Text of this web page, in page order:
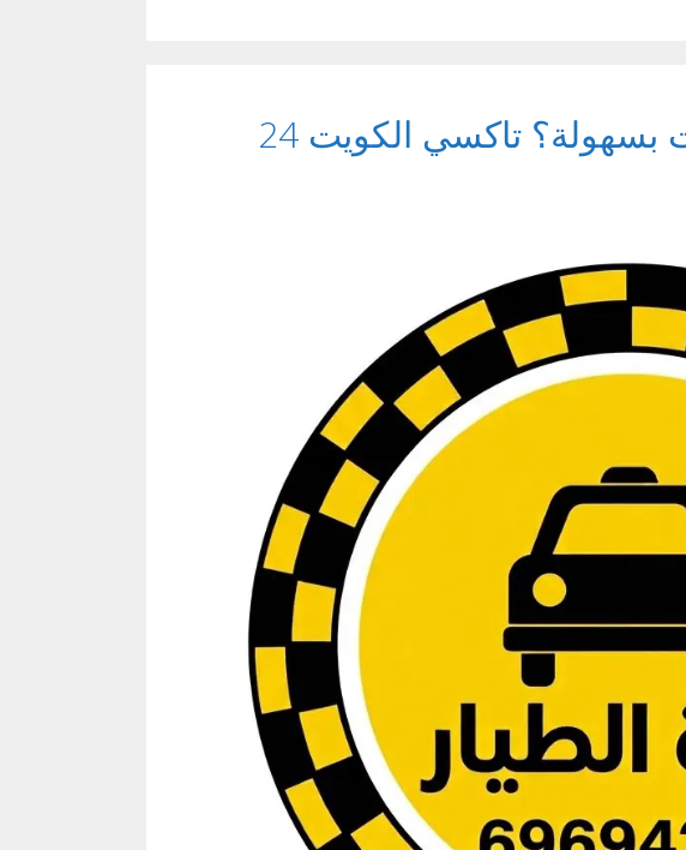
شلون أحجز تاكسي الكويت بسهولة؟ تاكسي الكويت 24